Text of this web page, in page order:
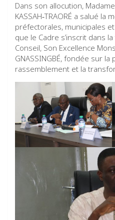
Dans son allocution,
KASSAH‑TRAORÉ a salué
préfectorales, municipales
que le Cadre s’inscrit dans
Conseil, Son Excellence
GNASSINGBÉ, fondée sur la
rassemblement et la